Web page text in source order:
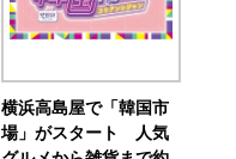
横浜高島屋で「韓国市
場」がスタート 人気